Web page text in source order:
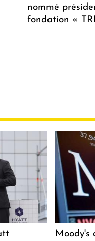
nommé
fondation «
Moody's